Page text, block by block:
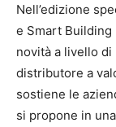
Nell’edizione
e Smart Building
novità a livello
distributore a
sostiene le
si propone in